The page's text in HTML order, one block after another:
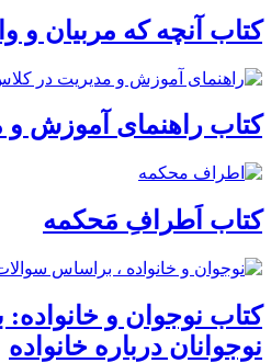
کتاب آنچه که مربیان و
کتاب راهنمای آموزش
کتاب اَطرافِ مَحکمه
کتاب نوجوان و
نوجوانان درباره خانواده